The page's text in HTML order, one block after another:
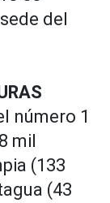
del
número 1
mil
(133
(43